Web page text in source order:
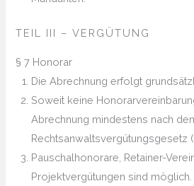
TEIL III – VERGÜTUNG
§ 7 Honorar
Die Abrechnung erfolgt
Soweit keine
Abrechnung mindestens nach
Rechtsanwaltsvergütungsgesetz
Pauschalhonorare, Retainer-
Projektvergütungen sind möglich.